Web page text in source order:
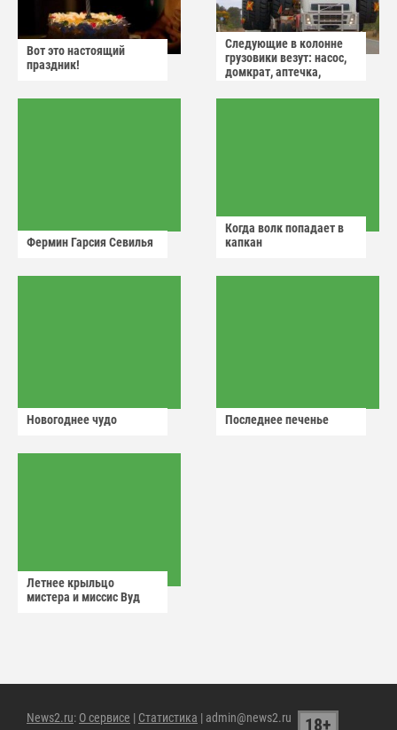
Вот это настоящий
праздник!
Следующие в колонне
грузовики везут: насос,
домкрат, аптечка,
Фермин Гарсия Севилья
Когда волк попадает в
капкан
Новогоднее чудо Последнее печенье
Летнее крыльцо
мистера и миссис Вуд
News2.ru: О сервисе | Статистика | admin@news2.ru 18+